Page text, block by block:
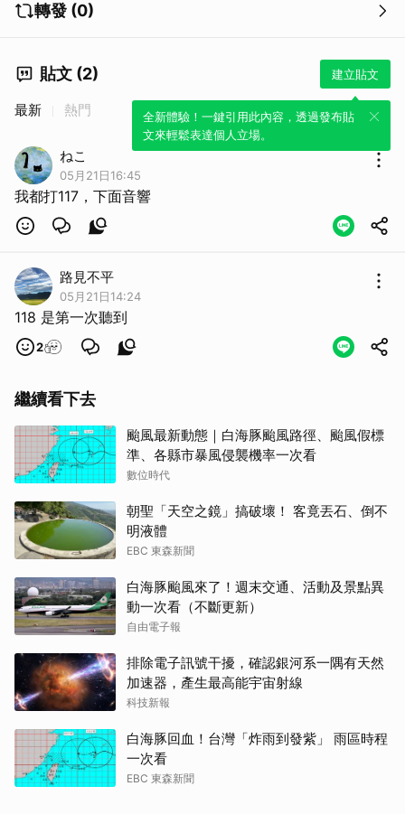
轉發 (0)
貼文 (2) 建立貼文
全新體驗！一鍵引用此內容，透過發布貼
文來輕鬆表達個人立場。
最新 熱門
ねこ
05月21日16:45
我都打117，下面音響
路見不平
05月21日14:24
118 是第一次聽到
2
繼續看下去
颱風最新動態｜白海豚颱風路徑、颱風假標
準、各縣市暴風侵襲機率一次看
數位時代
朝聖「天空之鏡」搞破壞！ 客竟丟石、倒不
明液體
EBC 東森新聞
白海豚颱風來了！週末交通、活動及景點異
動一次看（不斷更新）
自由電子報
排除電子訊號干擾，確認銀河系一隅有天然
加速器，產生最高能宇宙射線
科技新報
白海豚回血！台灣「炸雨到發紫」 雨區時程
一次看
EBC 東森新聞